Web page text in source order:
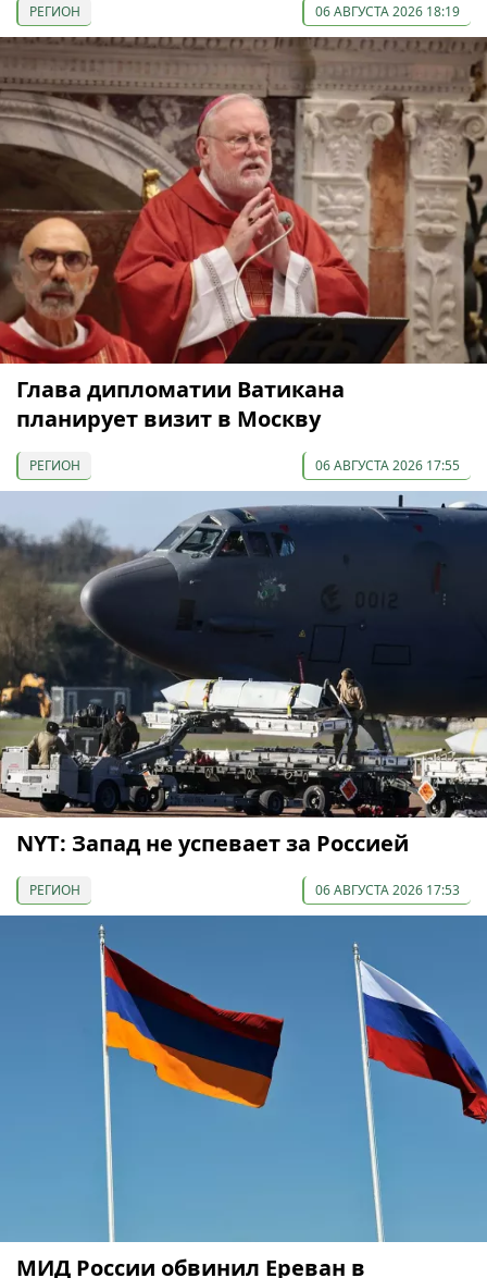
РЕГИОН 06 АВГУСТА 2026 18:19
Глава дипломатии Ватикана
планирует визит в Москву
РЕГИОН 06 АВГУСТА 2026 17:55
NYT: Запад не успевает за Россией
РЕГИОН 06 АВГУСТА 2026 17:53
МИД России обвинил Ереван в